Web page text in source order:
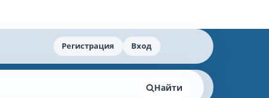
Регистрация Вход
Найти